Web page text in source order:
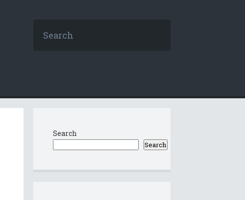
Search
Search